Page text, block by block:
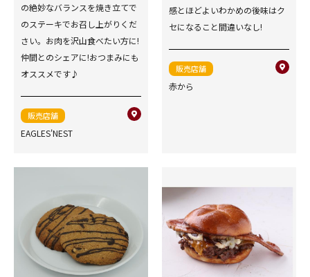
の絶妙なバランスを焼き立てで
のステーキでお召し上がりくだ
さい。お肉を沢山食べたい方に!
仲間とのシェアに!おつまみにも
オススメです♪
販売店舗
EAGLES'NEST
感とほどよいわかめの後味はク
セになること間違いなし!
販売店舗
赤から